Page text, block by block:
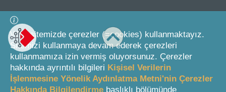
Bizi Takip Edin
Web sitemizde çerezler (=cookies) kullanmaktayız.
Sitemizi kullanmaya devam ederek çerezleri
kullanmamıza izin vermiş oluyorsunuz. Çerezler
hakkında ayrıntılı bilgileri Kişisel Verilerin
İşlenmesine Yönelik Aydınlatma Metni'nin Çerezler
Hakkında Bilgilendirme başlıklı bölümünde